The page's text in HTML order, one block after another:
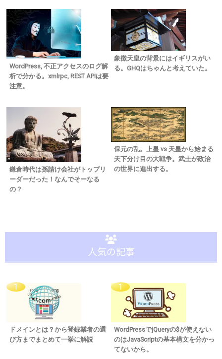
WordPress, 不正アクセスのログ解
析で分かる。xmlrpc, REST APIは要
注意。
象徴天皇の背景にはイギリスがい
る。GHQはちゃんと考えていた。
鎌倉時代は孫請け会社がトップリ
ーダーだった！なんでそーなる
の？
保元の乱。上皇 vs 天皇から始まる
天下分け目の大戦争。武士が政治
の世界に進出する。
人気の記事
ドメインとは？から登録業者の選
び方までまとめて一挙に解説
WordPressでjQueryの$が使えない
のはJavaScriptの基本構文を分かっ
てないから。